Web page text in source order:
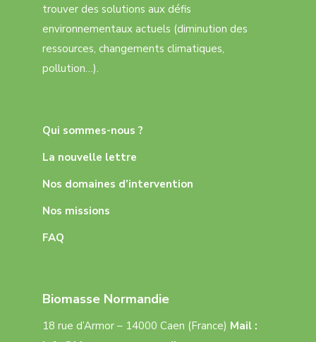
trouver des solutions aux défis
environnementaux actuels (diminution des
ressources, changements climatiques,
pollution…).
Qui sommes-nous ?
La nouvelle lettre
Nos domaines d’intervention
Nos missions
FAQ
Biomasse Normandie
18 rue d’Armor – 14000 Caen (France) Mail :